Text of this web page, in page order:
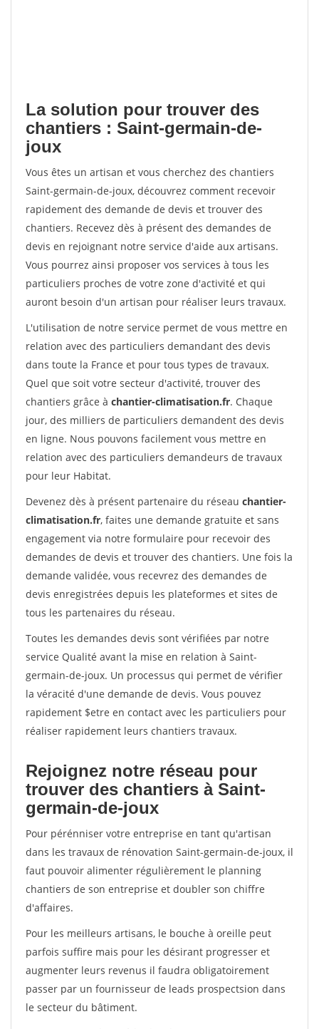
La solution pour trouver des
chantiers : Saint-germain-de-
joux
Vous êtes un artisan et vous cherchez des chantiers
Saint-germain-de-joux, découvrez comment recevoir
rapidement des demande de devis et trouver des
chantiers. Recevez dès à présent des demandes de
devis en rejoignant notre service d'aide aux artisans.
Vous pourrez ainsi proposer vos services à tous les
particuliers proches de votre zone d'activité et qui
auront besoin d'un artisan pour réaliser leurs travaux.
L'utilisation de notre service permet de vous mettre en
relation avec des particuliers demandant des devis
dans toute la France et pour tous types de travaux.
Quel que soit votre secteur d'activité, trouver des
chantiers grâce à chantier-climatisation.fr. Chaque
jour, des milliers de particuliers demandent des devis
en ligne. Nous pouvons facilement vous mettre en
relation avec des particuliers demandeurs de travaux
pour leur Habitat.
Devenez dès à présent partenaire du réseau chantier-
climatisation.fr, faites une demande gratuite et sans
engagement via notre formulaire pour recevoir des
demandes de devis et trouver des chantiers. Une fois la
demande validée, vous recevrez des demandes de
devis enregistrées depuis les plateformes et sites de
tous les partenaires du réseau.
Toutes les demandes devis sont vérifiées par notre
service Qualité avant la mise en relation à Saint-
germain-de-joux. Un processus qui permet de vérifier
la véracité d'une demande de devis. Vous pouvez
rapidement $etre en contact avec les particuliers pour
réaliser rapidement leurs chantiers travaux.
Rejoignez notre réseau pour
trouver des chantiers à Saint-
germain-de-joux
Pour pérénniser votre entreprise en tant qu'artisan
dans les travaux de rénovation Saint-germain-de-joux, il
faut pouvoir alimenter régulièrement le planning
chantiers de son entreprise et doubler son chiffre
d'affaires.
Pour les meilleurs artisans, le bouche à oreille peut
parfois suffire mais pour les désirant progresser et
augmenter leurs revenus il faudra obligatoirement
passer par un fournisseur de leads prospectsion dans
le secteur du bâtiment.